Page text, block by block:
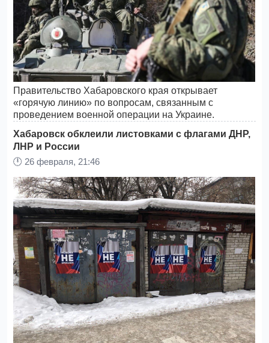
Правительство Хабаровского края открывает
«горячую линию» по вопросам, связанным с
проведением военной операции на Украине.
Хабаровск обклеили листовками c флагами ДНР,
ЛНР и России
🕛 26 февраля, 21:46